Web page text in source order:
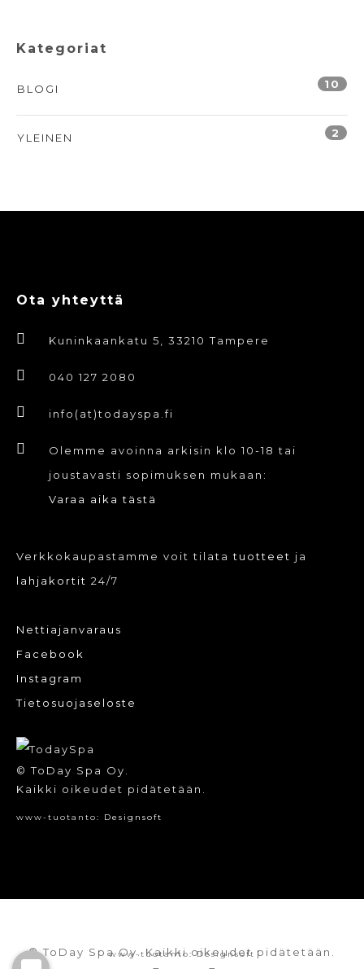
Kategoriat
BLOGI 10
YLEINEN 2
Ota yhteyttä
Kuninkaankatu 5, 33210 Tampere
040 127 2080
info(at)todayspa.fi
Olemme avoinna arkisin klo 10-18 tai
joustavasti sopimuksen mukaan:
Varaa aika tästä
Verkkokaupastamme voit tilatatuotteet ja
lahjakortit 24/7
Nettiajanvaraus
Facebook
Instagram
Tietosuojaseloste
© ToDay Spa Oy.
Kaikki oikeudet pidätetään.
www-tuotanto: Designsoft
© ToDay Spa Oy. Kaikki oikeudet pidätetään.
www-tuotanto:Designsoft